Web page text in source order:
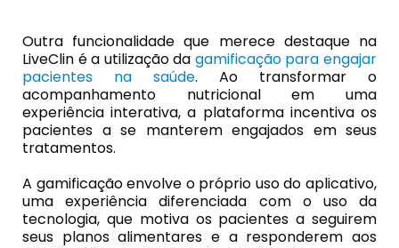
Outra funcionalidade que merece destaque na
LiveClin é a utilização da gamificação para engajar
pacientes na saúde. Ao transformar o
acompanhamento nutricional em uma
experiência interativa, a plataforma incentiva os
pacientes a se manterem engajados em seus
tratamentos.
A gamificação envolve o próprio uso do aplicativo,
uma experiência diferenciada com o uso da
tecnologia, que motiva os pacientes a seguirem
seus planos alimentares e a responderem aos